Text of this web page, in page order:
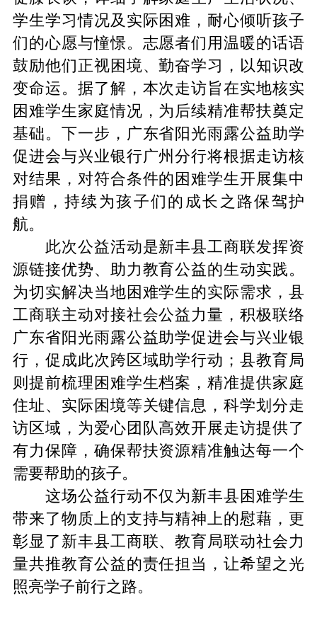
学生学习情况及实际困难 ， 耐心倾听孩子
们的心愿与憧憬。 志愿者们用温暖的话语
鼓励他们正视困境、勤奋学习 ， 以知识改
变命运。 据了解 ， 本次走访旨在实地核实
困难学生家庭情况 ， 为后续精准帮扶奠定
基础。 下一步 ， 广东省阳光雨露公益助学
促进会与兴业银行广州分行将根据走访核
对结果 ， 对符合条件的困难学生开展集中
捐赠 ，持续为孩子们的成长之路保驾护
航。
此次公益活动是新丰县工商联发挥资
源链接优势、 助力教育公益的生动实践。
为切实解决当地困难学生的实际需求 ，县
工商联主动对接社会公益力量 ，积极联络
广东省阳光雨露公益助学促进会与兴业银
行 ， 促成此次跨区域助学行动 ； 县教育局
则提前梳理困难学生档案 ，精准提供家庭
住址、 实际困境等关键信息 ，科学划分走
访区域 ， 为爱心团队高效开展走访提供了
有力保障 ， 确保帮扶资源精准触达每一个
需要帮助的孩子。
这场公益行动不仅为新丰县困难学生
带来了物质上的支持与精神上的慰藉 ， 更
彰显了新丰县工商联、教育局联动社会力
量共推教育公益的责任担当 ，让希望之光
照亮学子前行之路。